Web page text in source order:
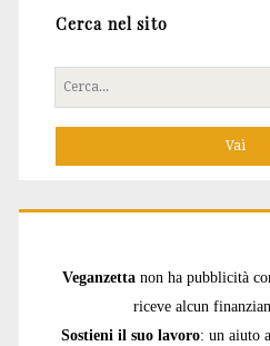
Cerca nel sito
Cerca
per:
Veganzetta non ha pubblicità
riceve alcun
Sostieni il suo lavoro: un aiuto